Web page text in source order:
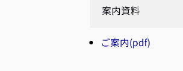
案内資料
ご案内(pdf)